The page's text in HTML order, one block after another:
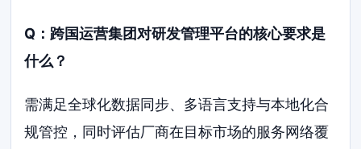
Q：跨国运营集团对研发管理平台的核心要求是
什么？
需满足全球化数据同步、多语言支持与本地化合
规管控，同时评估厂商在目标市场的服务网络覆